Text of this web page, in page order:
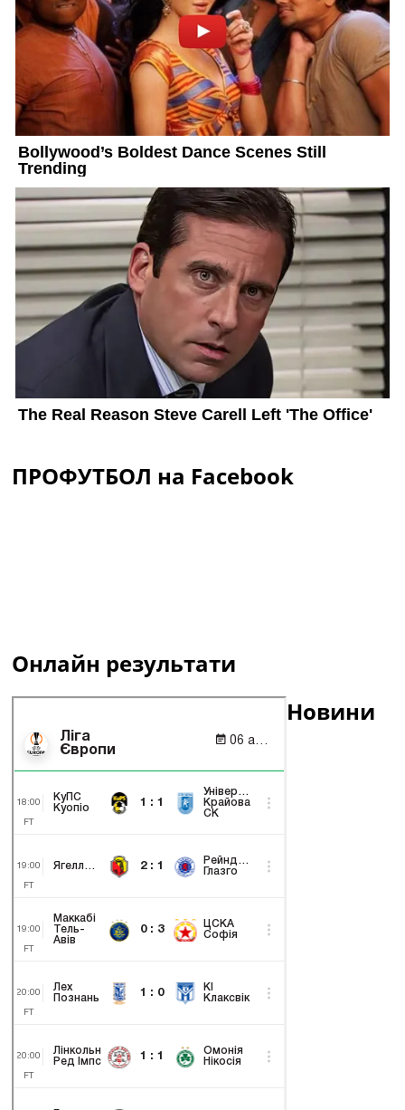
ПРОФУТБОЛ на Facebook
Онлайн результати
Новини